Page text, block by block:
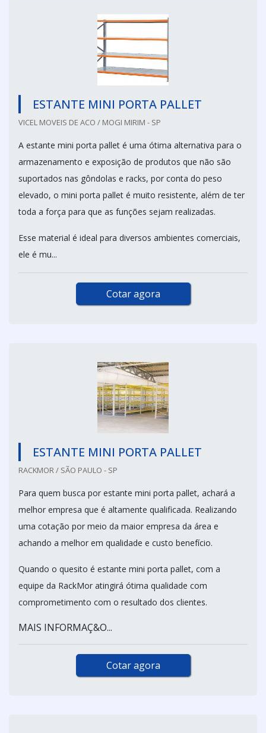
ESTANTE MINI PORTA PALLET
VICEL MOVEIS DE ACO / MOGI MIRIM - SP
A estante mini porta pallet é uma ótima alternativa para o
armazenamento e exposição de produtos que não são
suportados nas gôndolas e racks, por conta do peso
elevado, o mini porta pallet é muito resistente, além de ter
toda a força para que as funções sejam realizadas.
Esse material é ideal para diversos ambientes comerciais,
ele é mu...
Cotar agora
ESTANTE MINI PORTA PALLET
RACKMOR / SÃO PAULO - SP
Para quem busca por estante mini porta pallet, achará a
melhor empresa que é altamente qualificada. Realizando
uma cotação por meio da maior empresa da área e
achando a melhor em qualidade e custo benefício.
Quando o quesito é estante mini porta pallet, com a
equipe da RackMor atingirá ótima qualidade com
comprometimento com o resultado dos clientes.
MAIS INFORMAÇ&O...
Cotar agora